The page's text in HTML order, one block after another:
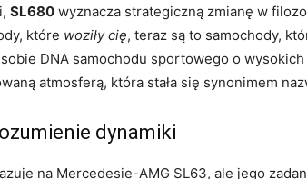
SL680 wyznacza strategiczną zmianę w
które woziły cię, teraz są to samochody,
DNA samochodu sportowego o
atmosferą, która stała się synonimem
dynamiki
na Mercedesie-AMG SL63, ale jego